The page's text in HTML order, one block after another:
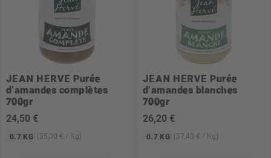
JEAN HERVE Purée
d'amandes complètes
700gr
24,50 €
0.7 KG (35,00 € / Kg)
JEAN HERVE Purée
d'amandes blanches
700gr
26,20 €
0.7 KG (37,43 € / Kg)